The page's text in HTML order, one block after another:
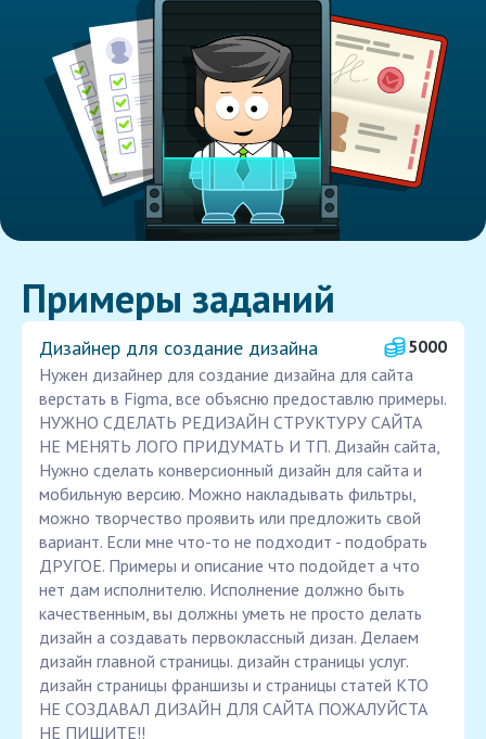
Примеры заданий
Дизайнер для создание дизайна
5000
Нужен дизайнер для создание дизайна для сайта
верстать в Figma, все объясню предоставлю примеры.
НУЖНО СДЕЛАТЬ РЕДИЗАЙН СТРУКТУРУ САЙТА
НЕ МЕНЯТЬ ЛОГО ПРИДУМАТЬ И ТП. Дизайн сайта,
Нужно сделать конверсионный дизайн для сайта и
мобильную версию. Можно накладывать фильтры,
можно творчество проявить или предложить свой
вариант. Если мне что-то не подходит - подобрать
ДРУГОЕ. Примеры и описание что подойдет а что
нет дам исполнителю. Исполнение должно быть
качественным, вы должны уметь не просто делать
дизайн а создавать первоклассный дизан. Делаем
дизайн главной страницы. дизайн страницы услуг.
дизайн страницы франшизы и страницы статей КТО
НЕ СОЗДАВАЛ ДИЗАЙН ДЛЯ САЙТА ПОЖАЛУЙСТА
НЕ ПИШИТЕ!!